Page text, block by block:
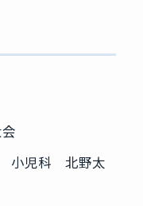
小児科 北野太